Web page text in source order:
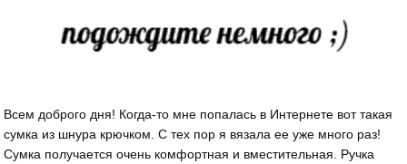
Всем доброго дня! Когда-то мне попалась в Интернете вот такая
сумка из шнура крючком. С тех пор я вязала ее уже много раз!
Сумка получается очень комфортная и вместительная. Ручка